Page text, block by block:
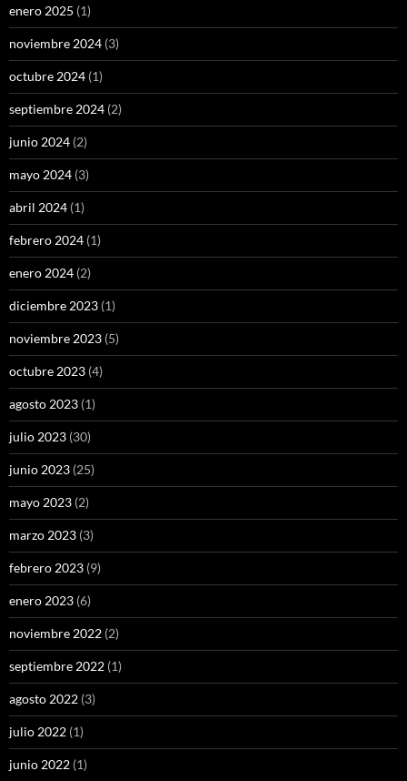
enero 2025 (1)
noviembre 2024 (3)
octubre 2024 (1)
septiembre 2024 (2)
junio 2024 (2)
mayo 2024 (3)
abril 2024 (1)
febrero 2024 (1)
enero 2024 (2)
diciembre 2023 (1)
noviembre 2023 (5)
octubre 2023 (4)
agosto 2023 (1)
julio 2023 (30)
junio 2023 (25)
mayo 2023 (2)
marzo 2023 (3)
febrero 2023 (9)
enero 2023 (6)
noviembre 2022 (2)
septiembre 2022 (1)
agosto 2022 (3)
julio 2022 (1)
junio 2022 (1)